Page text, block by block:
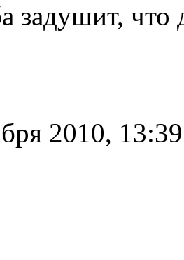
задушит,
2010, 13:39